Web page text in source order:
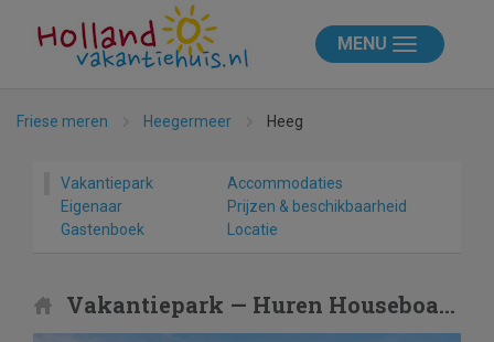
MENU
Friese meren Heegermeer Heeg
Vakantiepark
Accommodaties
Eigenaar
Prijzen & beschikbaarheid
Gastenboek
Locatie
Vakantiepark — Huren Houseboat Heeg